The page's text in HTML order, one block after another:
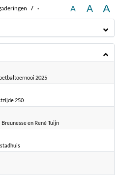
· A A A
2025
250
en René Tuijn